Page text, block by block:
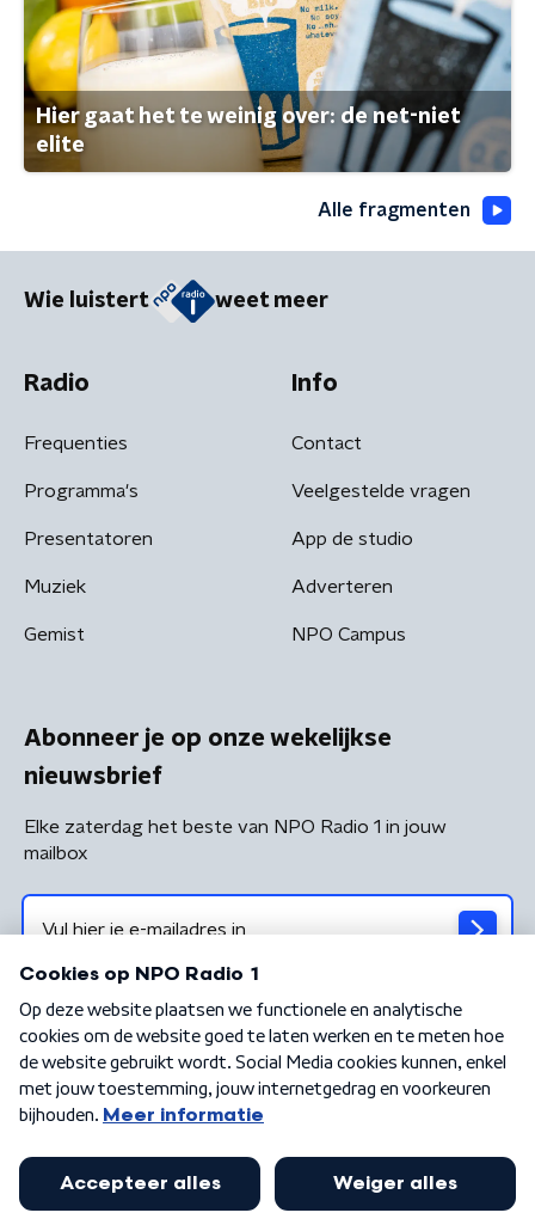
Hier gaat het te weinig over: de net-niet
elite
Alle fragmenten
Wie luistert weet meer
Radio
Frequenties
Programma's
Presentatoren
Muziek
Gemist
Info
Contact
Veelgestelde vragen
App de studio
Adverteren
NPO Campus
Abonneer je op onze wekelijkse
nieuwsbrief
Elke zaterdag het beste van NPO Radio 1 in jouw
mailbox
Algemene voorwaarden Privacybeleid